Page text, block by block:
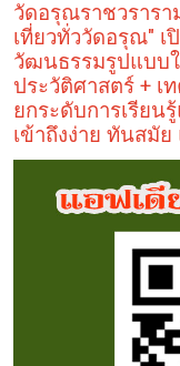
วัดอรุณราชวรารา
เที่ยวทั่ววัดอรุณ" เ
วัฒนธรรมรูปแบบ
ประวัติศาสตร์ + เ
ยกระดับการเรียน
เข้าถึงง่าย ทันสมั